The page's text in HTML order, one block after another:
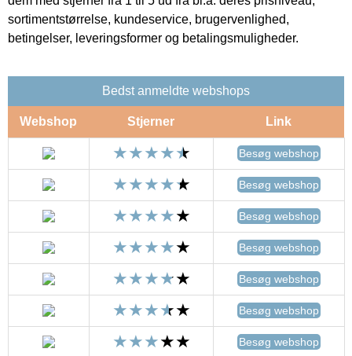
sortimentstørrelse, kundeservice, brugervenlighed,
betingelser, leveringsformer og betalingsmuligheder.
Bedst anmeldte webshops
Webshop Stjerner Link
Besøg webshop
Besøg webshop
Besøg webshop
Besøg webshop
Besøg webshop
Besøg webshop
Besøg webshop